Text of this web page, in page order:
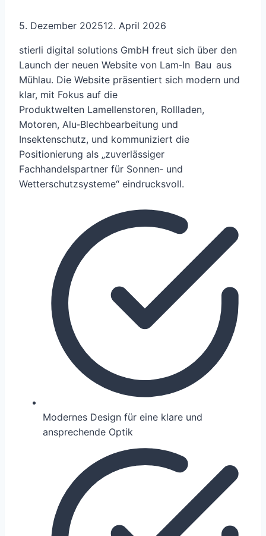
5. Dezember 202512. April 2026
stierli digital solutions GmbH freut sich über den
Launch der neuen Website von Lam‑In Bau aus
Mühlau. Die Website präsentiert sich modern und
klar, mit Fokus auf die
Produktwelten Lamellenstoren, Rollladen,
Motoren, Alu‑Blechbearbeitung und
Insektenschutz, und kommuniziert die
Positionierung als „zuverlässiger
Fachhandelspartner für Sonnen‑ und
Wetterschutzsysteme“ eindrucksvoll.
Modernes Design für eine klare und
ansprechende Optik